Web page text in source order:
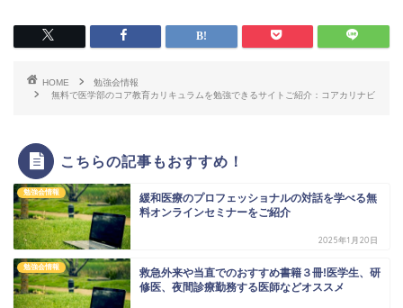
HOME
勉強会情報
無料で医学部のコア教育カリキュラムを勉強できるサイトご紹介：コアカリナビ
こちらの記事もおすすめ！
勉強会情報
緩和医療のプロフェッショナルの対話を学べる無
料オンラインセミナーをご紹介
2025年1月20日
勉強会情報
救急外来や当直でのおすすめ書籍３冊!医学生、研
修医、夜間診療勤務する医師などオススメ